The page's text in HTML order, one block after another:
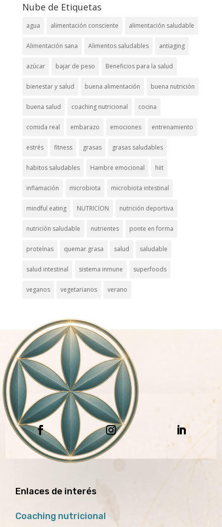
Nube de Etiquetas
agua alimentación consciente alimentación saludable
Alimentación sana Alimentos saludables antiaging
azúcar bajar de peso Beneficios para la salud
bienestar y salud buena alimentación buena nutrición
buena salud coaching nutricional cocina
comida real embarazo emociones entrenamiento
estrés fitness grasas grasas saludables
habitos saludables Hambre emocional hiit
inflamación microbiota microbiota intestinal
mindful eating NUTRICION nutrición deportiva
nutrición saludable nutrientes ponte en forma
proteínas quemar grasa salud saludable
salud intestinal sistema inmune superfoods
veganos vegetarianos verano
Enlaces de interés
Coaching nutricional